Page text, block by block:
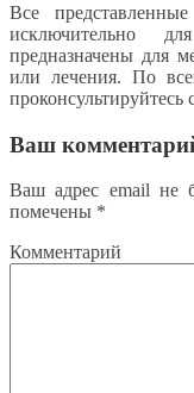
Все
исключительно
предназначены для
или лечения. По
проконсультируйтесь
Ваш
Ваш адрес email не
помечены *